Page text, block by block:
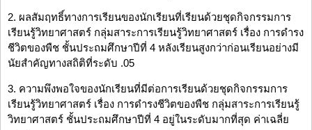
2. ผลสัมฤทธิ์ทางการเรียนของนักเรียนที่เรียนด้วยชุดกิจกรรมการ
เรียนรู้วิทยาศาสตร์ กลุ่มสาระการเรียนรู้วิทยาศาสตร์ เรื่อง การดำรง
ชีวิตของพืช ชั้นประถมศึกษาปีที่ 4 หลังเรียนสูงกว่าก่อนเรียนอย่างมี
นัยสำคัญทางสถิติที่ระดับ .05
3. ความพึงพอใจของนักเรียนที่มีต่อการเรียนด้วยชุดกิจกรรมการ
เรียนรู้วิทยาศาสตร์ เรื่อง การดำรงชีวิตของพืช กลุ่มสาระการเรียนรู้
วิทยาศาสตร์ ชั้นประถมศึกษาปีที่ 4 อยู่ในระดับมากที่สุด ค่าเฉลี่ย